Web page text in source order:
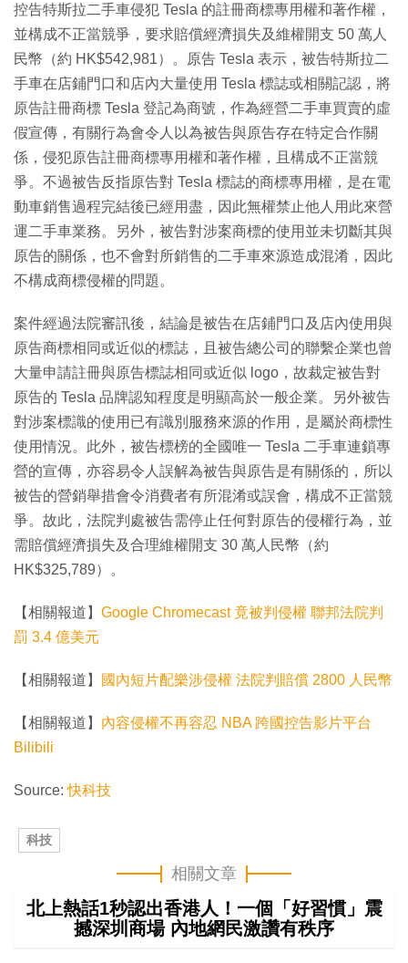
控告特斯拉二手車侵犯 Tesla 的註冊商標專用權和著作權，
並構成不正當競爭，要求賠償經濟損失及維權開支 50 萬人
民幣（約 HK$542,981）。原告 Tesla 表示，被告特斯拉二
手車在店鋪門口和店內大量使用 Tesla 標誌或相關記認，將
原告註冊商標 Tesla 登記為商號，作為經營二手車買賣的虛
假宣傳，有關行為會令人以為被告與原告存在特定合作關
係，侵犯原告註冊商標專用權和著作權，且構成不正當競
爭。不過被告反指原告對 Tesla 標誌的商標專用權，是在電
動車銷售過程完結後已經用盡，因此無權禁止他人用此來營
運二手車業務。另外，被告對涉案商標的使用並未切斷其與
原告的關係，也不會對所銷售的二手車來源造成混淆，因此
不構成商標侵權的問題。
案件經過法院審訊後，結論是被告在店鋪門口及店內使用與
原告商標相同或近似的標誌，且被告總公司的聯繫企業也曾
大量申請註冊與原告標誌相同或近似 logo，故裁定被告對
原告的 Tesla 品牌認知程度是明顯高於一般企業。另外被告
對涉案標識的使用已有識別服務來源的作用，是屬於商標性
使用情況。此外，被告標榜的全國唯一 Tesla 二手車連鎖專
營的宣傳，亦容易令人誤解為被告與原告是有關係的，所以
被告的營銷舉措會令消費者有所混淆或誤會，構成不正當競
爭。故此，法院判處被告需停止任何對原告的侵權行為，並
需賠償經濟損失及合理維權開支 30 萬人民幣（約
HK$325,789）。
【相關報道】 Google Chromecast 竟被判侵權 聯邦法院判
罰 3.4 億美元
【相關報道】 國內短片配樂涉侵權 法院判賠償 2800 人民幣
【相關報道】 內容侵權不再容忍 NBA 跨國控告影片平台
Bilibili
Source:快科技
科技
相關文章
北上熱話1秒認出香港人！一個「好習慣」震
撼深圳商場 內地網民激讚有秩序